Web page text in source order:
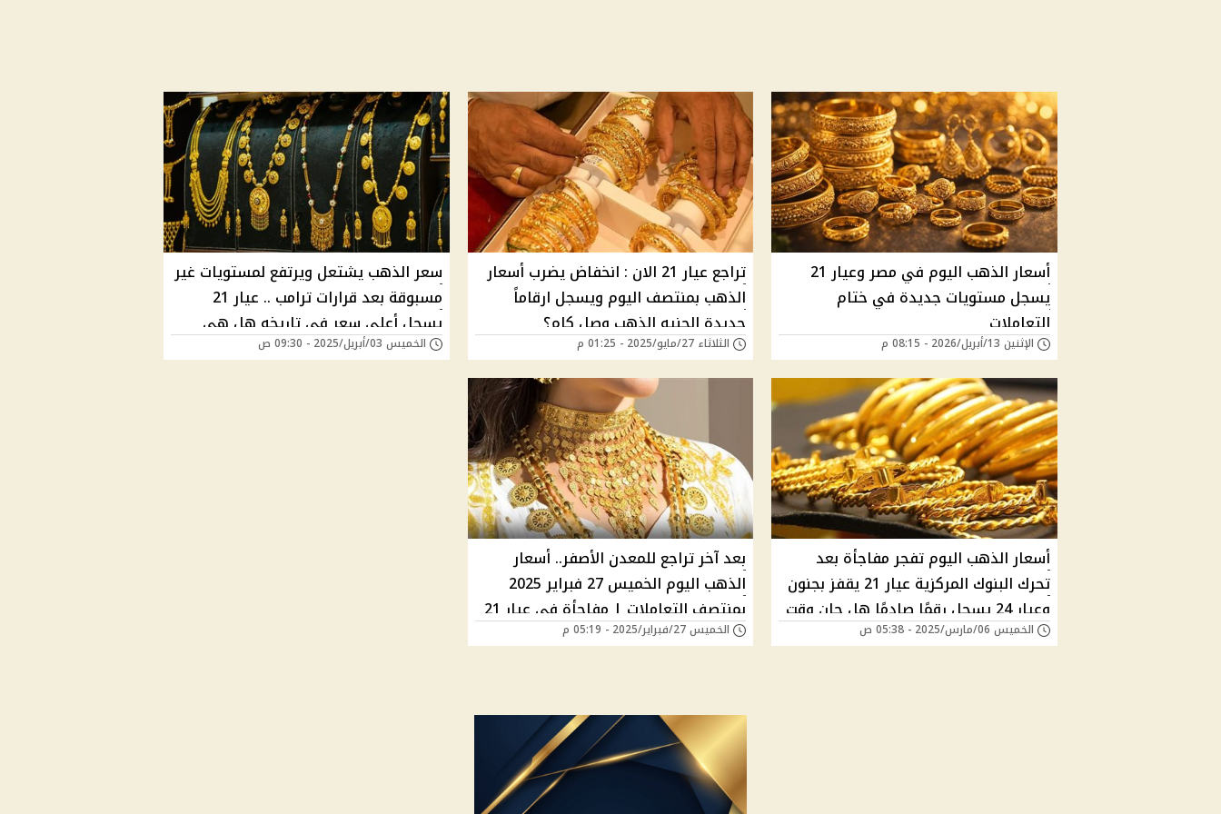
أسعار الذهب اليوم في مصر وعيار 21
يسجل مستويات جديدة في ختام
التعاملات
الإثنين 13/أبريل/2026 - 08:15 م
تراجع عيار 21 الان : انخفاض يضرب أسعار
الذهب بمنتصف اليوم ويسجل ارقاماً
جديدة الجنيه الذهب وصل كام؟
الثلاثاء 27/مايو/2025 - 01:25 م
سعر الذهب يشتعل ويرتفع لمستويات غير
مسبوقة بعد قرارات ترامب .. عيار 21
يسجل أعلى سعر في تاريخه هل هي
فرصة للمستثمرين؟
الخميس 03/أبريل/2025 - 09:30 ص
أسعار الذهب اليوم تفجر مفاجأة بعد
تحرك البنوك المركزية عيار 21 يقفز بجنون
وعيار 24 يسجل رقمًا صادمًا هل حان وقت
الاستثمار ؟
الخميس 06/مارس/2025 - 05:38 ص
بعد آخر تراجع للمعدن الأصفر.. أسعار
الذهب اليوم الخميس 27 فبراير 2025
بمنتصف التعاملات | مفاجأة في عيار 21
وسعر الجنيه الذهب الآن
الخميس 27/فبراير/2025 - 05:19 م